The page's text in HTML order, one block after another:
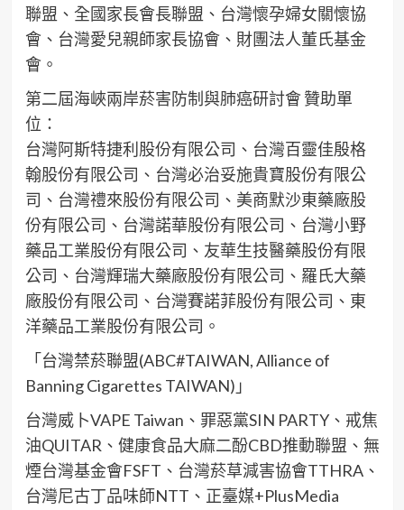
聯盟、全國家長會長聯盟、台灣懷孕婦女關懷協
會、台灣愛兒親師家長協會、財團法人董氏基金
會。
第二屆海峽兩岸菸害防制與肺癌研討會 贊助單
位：
台灣阿斯特捷利股份有限公司、台灣百靈佳殷格
翰股份有限公司、台灣必治妥施貴寶股份有限公
司、台灣禮來股份有限公司、美商默沙東藥廠股
份有限公司、台灣諾華股份有限公司、台灣小野
藥品工業股份有限公司、友華生技醫藥股份有限
公司、台灣輝瑞大藥廠股份有限公司、羅氏大藥
廠股份有限公司、台灣賽諾菲股份有限公司、東
洋藥品工業股份有限公司。
「台灣禁菸聯盟(ABC#TAIWAN, Alliance of
Banning Cigarettes TAIWAN)」
台灣威卜VAPE Taiwan、罪惡黨SIN PARTY、戒焦
油QUITAR、健康食品大麻二酚CBD推動聯盟、無
煙台灣基金會FSFT、台灣菸草減害協會TTHRA、
台灣尼古丁品味師NTT、正臺媒+PlusMedia